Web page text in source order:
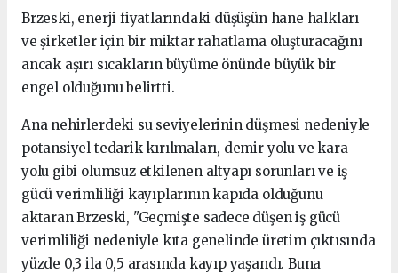
Brzeski, enerji fiyatlarındaki düşüşün hane halkları
ve şirketler için bir miktar rahatlama oluşturacağını
ancak aşırı sıcakların büyüme önünde büyük bir
engel olduğunu belirtti.
Ana nehirlerdeki su seviyelerinin düşmesi nedeniyle
potansiyel tedarik kırılmaları, demir yolu ve kara
yolu gibi olumsuz etkilenen altyapı sorunları ve iş
gücü verimliliği kayıplarının kapıda olduğunu
aktaran Brzeski, "Geçmişte sadece düşen iş gücü
verimliliği nedeniyle kıta genelinde üretim çıktısında
yüzde 0,3 ila 0,5 arasında kayıp yaşandı. Buna